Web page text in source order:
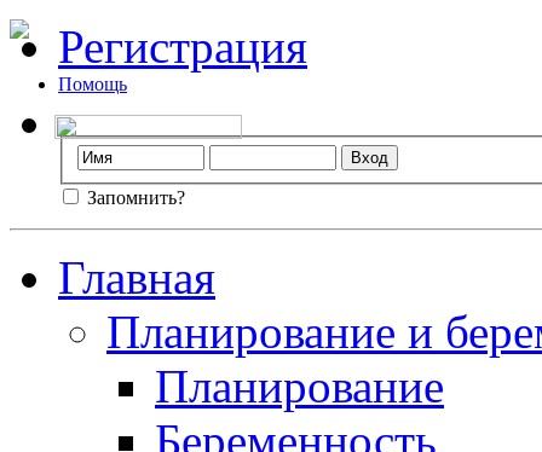
Регистрация
Помощь
Запомнить?
Главная
Планирование и
Планирование
Беременность